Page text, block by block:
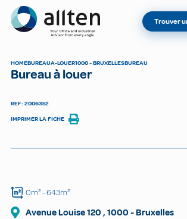
Allten
TROUVER UN ESPACE
Trouver
HOMEBUREAUA-LOUER1000 - BRUXELLESBUREAU
Bureau à louer
REF: 2006352
IMPRIMER LA FICHE
0m²- 643m²
Avenue Louise120 , 1000 -Bruxelles